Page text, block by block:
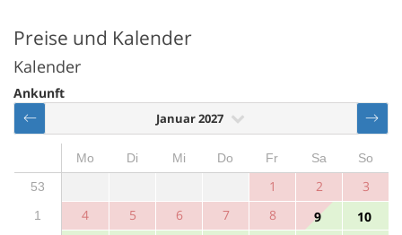
Preise und Kalender
Kalender
Ankunft
Januar 2027
Mo Di Mi Do Fr Sa
So
53
1 2 3
1 4 5 6 7 8 9 10